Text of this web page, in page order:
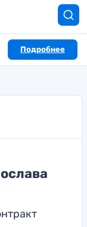
Подробнее